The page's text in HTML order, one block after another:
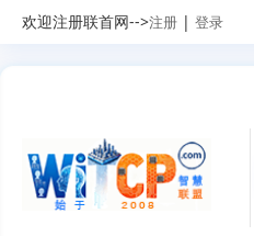
欢迎注册联首网-->注册 | 登录